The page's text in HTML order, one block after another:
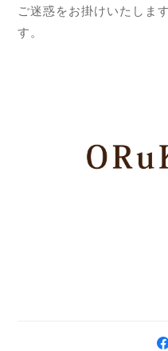
ご迷惑をお掛けいたしま
す。